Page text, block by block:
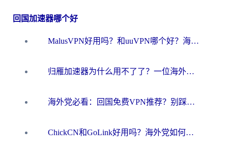
回国加速器哪个好
MalusVPN好用吗？和uuVPN哪个好？海外党无缝访问国内资源的真实对比与选择指南
归雁加速器为什么用不了了？一位海外游子的真实困惑与技术解答
海外党必看：回国免费VPN推荐？别踩坑！教你选对加速器无缝刷国内资源
ChickCN和GoLink好用吗？海外党如何选对回国加速器